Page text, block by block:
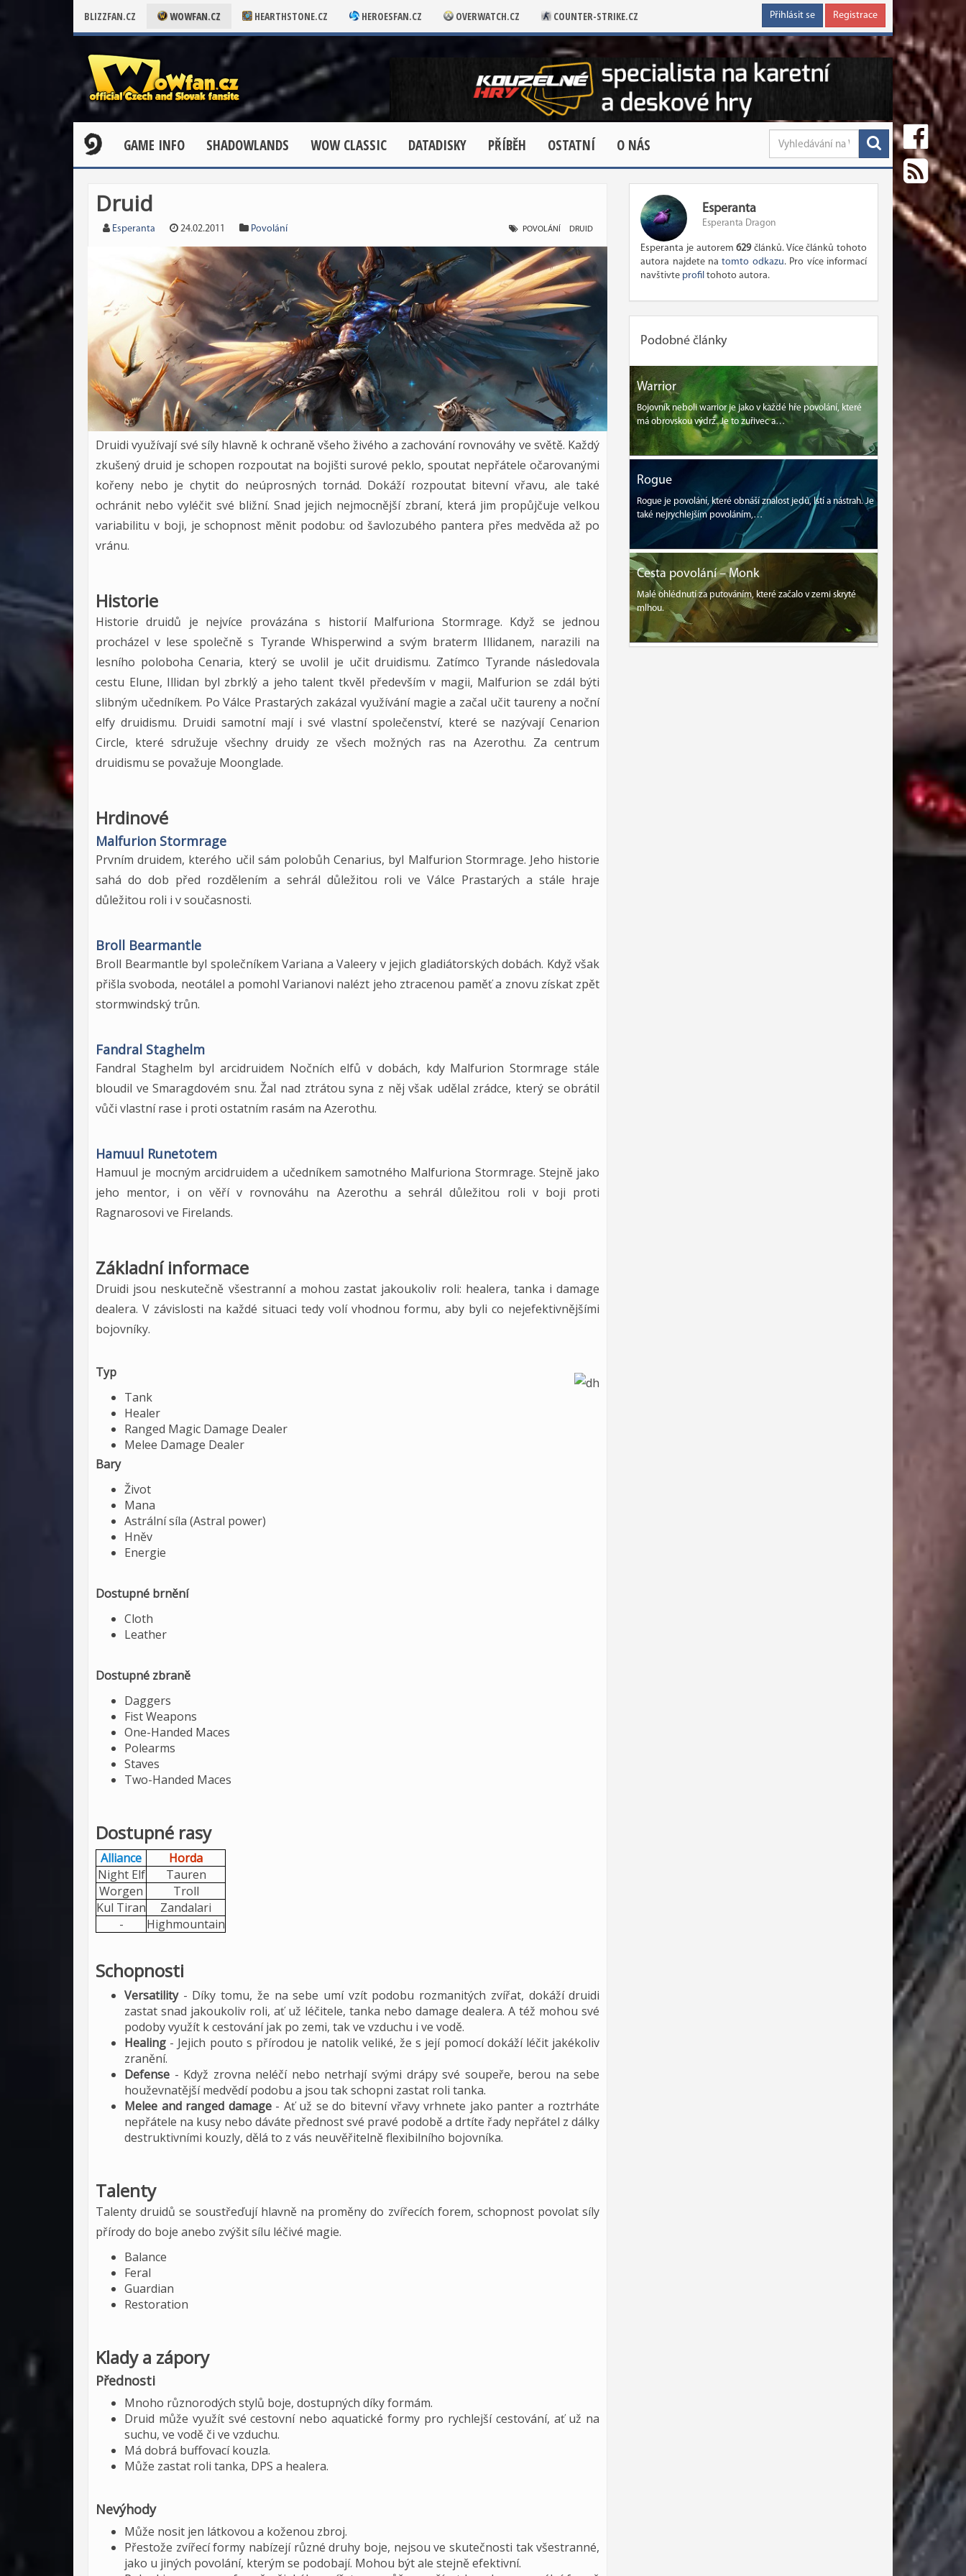
BLIZZFAN.CZ WOWFAN.CZ HEARTHSTONE.CZ HEROESFAN.CZ OVERWATCH.CZ COUNTER-STRIKE.CZ Přihlásit se Registrace
GAME INFO SHADOWLANDS WOW CLASSIC DATADISKY PŘÍBĚH OSTATNÍ O NÁS
Druid
Esperanta 24.02.2011 Povolání POVOLÁNÍ DRUID
Druidi využívají své síly hlavně k ochraně všeho živého a zachování rovnováhy ve světě. Každý
zkušený druid je schopen rozpoutat na bojišti surové peklo, spoutat nepřátele očarovanými
kořeny nebo je chytit do neúprosných tornád. Dokáží rozpoutat bitevní vřavu, ale také
ochránit nebo vyléčit své bližní. Snad jejich nejmocnější zbraní, která jim propůjčuje velkou
variabilitu v boji, je schopnost měnit podobu: od šavlozubého pantera přes medvěda až po
vránu.
Historie
Historie druidů je nejvíce provázána s historií Malfuriona Stormrage. Když se jednou
procházel v lese společně s Tyrande Whisperwind a svým braterm Illidanem, narazili na
lesního poloboha Cenaria, který se uvolil je učit druidismu. Zatímco Tyrande následovala
cestu Elune, Illidan byl zbrklý a jeho talent tkvěl především v magii, Malfurion se zdál býti
slibným učedníkem. Po Válce Prastarých zakázal využívání magie a začal učit taureny a noční
elfy druidismu. Druidi samotní mají i své vlastní společenství, které se nazývají Cenarion
Circle, které sdružuje všechny druidy ze všech možných ras na Azerothu. Za centrum
druidismu se považuje Moonglade.
Hrdinové
Malfurion Stormrage
Prvním druidem, kterého učil sám polobůh Cenarius, byl Malfurion Stormrage. Jeho historie
sahá do dob před rozdělením a sehrál důležitou roli ve Válce Prastarých a stále hraje
důležitou roli i v současnosti.
Broll Bearmantle
Broll Bearmantle byl společníkem Variana a Valeery v jejich gladiátorských dobách. Když však
přišla svoboda, neotálel a pomohl Varianovi nalézt jeho ztracenou paměť a znovu získat zpět
stormwindský trůn.
Fandral Staghelm
Fandral Staghelm byl arcidruidem Nočních elfů v dobách, kdy Malfurion Stormrage stále
bloudil ve Smaragdovém snu. Žal nad ztrátou syna z něj však udělal zrádce, který se obrátil
vůči vlastní rase i proti ostatním rasám na Azerothu.
Hamuul Runetotem
Hamuul je mocným arcidruidem a učedníkem samotného Malfuriona Stormrage. Stejně jako
jeho mentor, i on věří v rovnováhu na Azerothu a sehrál důležitou roli v boji proti
Ragnarosovi ve Firelands.
Základní informace
Druidi jsou neskutečně všestranní a mohou zastat jakoukoliv roli: healera, tanka i damage
dealera. V závislosti na každé situaci tedy volí vhodnou formu, aby byli co nejefektivnějšími
bojovníky.
Typ
Tank
Healer
Ranged Magic Damage Dealer
Melee Damage Dealer
Bary
Život
Mana
Astrální síla (Astral power)
Hněv
Energie
Dostupné brnění
Cloth
Leather
Dostupné zbraně
Daggers
Fist Weapons
One-Handed Maces
Polearms
Staves
Two-Handed Maces
Dostupné rasy
Alliance
Horda
Night Elf
Tauren
Worgen
Troll
Kul Tiran
Zandalari
-
Highmountain
Schopnosti
Versatility - Díky tomu, že na sebe umí vzít podobu rozmanitých zvířat, dokáží druidi
zastat snad jakoukoliv roli, ať už léčitele, tanka nebo damage dealera. A též mohou své
podoby využít k cestování jak po zemi, tak ve vzduchu i ve vodě.
Healing - Jejich pouto s přírodou je natolik veliké, že s její pomocí dokáží léčit jakékoliv
zranění.
Defense - Když zrovna neléčí nebo netrhají svými drápy své soupeře, berou na sebe
houževnatější medvědí podobu a jsou tak schopni zastat roli tanka.
Melee and ranged damage- Ať už se do bitevní vřavy vrhnete jako panter a roztrháte
nepřátele na kusy nebo dáváte přednost své pravé podobě a drtíte řady nepřátel z dálky
destruktivními kouzly, dělá to z vás neuvěřitelně flexibilního bojovníka.
Talenty
Talenty druidů se soustřeďují hlavně na proměny do zvířecích forem, schopnost povolat síly
přírody do boje anebo zvýšit sílu léčivé magie.
Balance
Feral
Guardian
Restoration
Klady a zápory
Přednosti
Mnoho různorodých stylů boje, dostupných díky formám.
Druid může využít své cestovní nebo aquatické formy pro rychlejší cestování, ať už na
suchu, ve vodě či ve vzduchu.
Má dobrá buffovací kouzla.
Může zastat roli tanka, DPS a healera.
Nevýhody
Může nosit jen látkovou a koženou zbroj.
Přestože zvířecí formy nabízejí různé druhy boje, nejsou ve skutečnosti tak všestranné,
jako u jiných povolání, kterým se podobají. Mohou být ale stejně efektivní.
Esperanta
Esperanta Dragon
Esperanta je autorem629článků. Více článků tohoto
autora najdete natomto odkazu. Pro více informací
navštivte profil tohoto autora.
Podobné články
Warrior
Bojovník neboli warrior je jako v každé hře povolání, které
má obrovskou výdrž. Je to zuřivec a…
Rogue
Rogue je povolání, které obnáší znalost jedů, lstí a nástrah. Je
také nejrychlejším povoláním,…
Cesta povolání – Monk
Malé ohlédnutí za putováním, které začalo v zemi skryté
mlhou.